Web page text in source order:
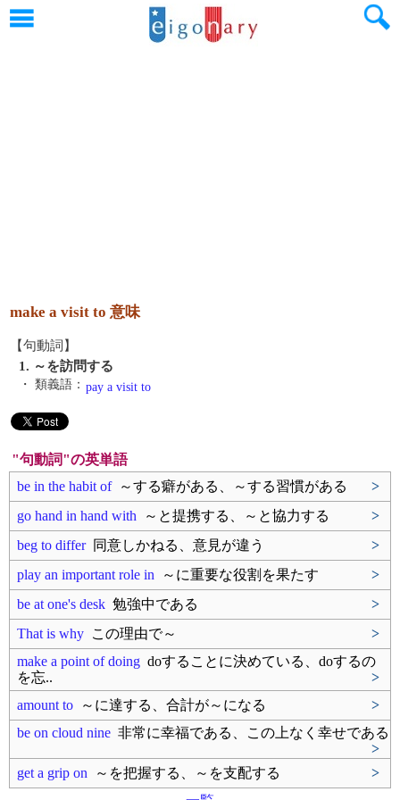
make a visit to 意味
【句動詞】
1. ～を訪問する
・ 類義語： pay a visit to
"句動詞"の英単語
be in the habit of～する癖がある、～する習慣がある
>
go hand in hand with ～と提携する、～と協力する
>
beg to differ同意しかねる、意見が違う
>
play an important role in ～に重要な役割を果たす
>
be at one's desk 勉強中である
>
That is why この理由で～
>
make a point of doing doすることに決めている、doするの
を忘..
>
amount to ～に達する、合計が～になる
>
be on cloud nine 非常に幸福である、この上なく幸せである
>
get a grip on ～を把握する、～を支配する
>